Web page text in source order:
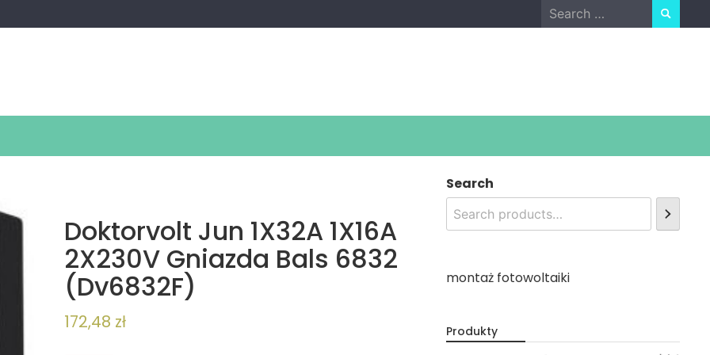
Search
for:
Doktorvolt Jun 1X32A 1X16A
2X230V Gniazda Bals 6832
(Dv6832F)
172,48 zł
Search
montaż fotowoltaiki
Produkty